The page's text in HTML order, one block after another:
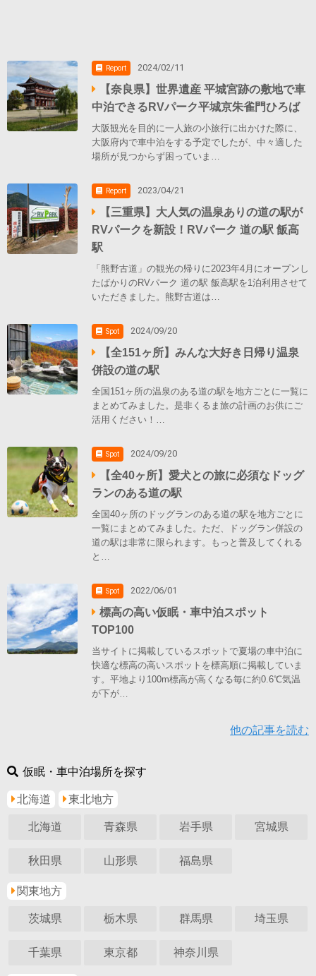
Report 2024/02/11
【奈良県】世界遺産 平城宮跡の敷地で車
中泊できるRVパーク平城京朱雀門ひろば
大阪観光を目的に一人旅の小旅行に出かけた際に、
大阪府内で車中泊をする予定でしたが、中々適した
場所が見つからず困っていま…
Report 2023/04/21
【三重県】大人気の温泉ありの道の駅が
RVパークを新設！RVパーク 道の駅 飯高
駅
「熊野古道」の観光の帰りに2023年4月にオープンし
たばかりのRVパーク 道の駅 飯高駅を1泊利用させて
いただきました。熊野古道は…
Spot 2024/09/20
【全151ヶ所】みんな大好き日帰り温泉
併設の道の駅
全国151ヶ所の温泉のある道の駅を地方ごとに一覧に
まとめてみました。是非くるま旅の計画のお供にご
活用ください！…
Spot 2024/09/20
【全40ヶ所】愛犬との旅に必須なドッグ
ランのある道の駅
全国40ヶ所のドッグランのある道の駅を地方ごとに
一覧にまとめてみました。ただ、ドッグラン併設の
道の駅は非常に限られます。もっと普及してくれる
と…
Spot 2022/06/01
標高の高い仮眠・車中泊スポット
TOP100
当サイトに掲載しているスポットで夏場の車中泊に
快適な標高の高いスポットを標高順に掲載していま
す。平地より100m標高が高くなる毎に約0.6℃気温
が下が…
他の記事を読む
仮眠・車中泊場所を探す
北海道 東北地方
北海道 青森県 岩手県 宮城県
秋田県 山形県 福島県
関東地方
茨城県 栃木県 群馬県 埼玉県
千葉県 東京都 神奈川県